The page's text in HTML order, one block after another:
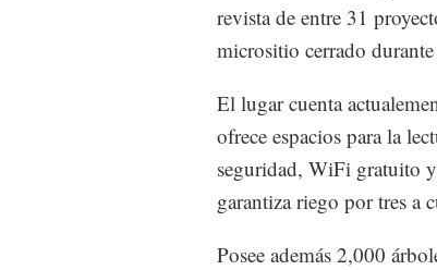
revista de entre 31
micrositio cerrado
El lugar cuenta
ofrece espacios para la
seguridad, WiFi gratuito
garantiza riego por tres a
Posee además 2,000